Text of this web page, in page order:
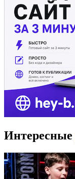
Интересные